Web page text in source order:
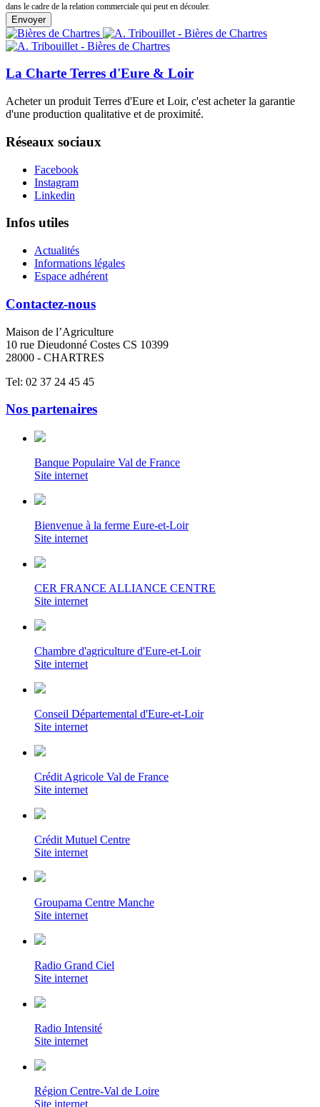
dans le cadre de la relation commerciale qui peut en découler.
La Charte Terres d'Eure & Loir
Acheter un produit Terres d'Eure et Loir, c'est acheter la garantie
d'une production qualitative et de proximité.
Réseaux sociaux
Facebook
Instagram
Linkedin
Infos utiles
Actualités
Informations légales
Espace adhérent
Contactez-nous
Maison de l’Agriculture
10 rue Dieudonné Costes CS 10399
28000 - CHARTRES
Tel: 02 37 24 45 45
Nos partenaires
Banque Populaire Val de France
Site internet
Bienvenue à la ferme Eure-et-Loir
Site internet
CER FRANCE ALLIANCE CENTRE
Site internet
Chambre d'agriculture d'Eure-et-Loir
Site internet
Conseil Départemental d'Eure-et-Loir
Site internet
Crédit Agricole Val de France
Site internet
Crédit Mutuel Centre
Site internet
Groupama Centre Manche
Site internet
Radio Grand Ciel
Site internet
Radio Intensité
Site internet
Région Centre-Val de Loire
Site internet